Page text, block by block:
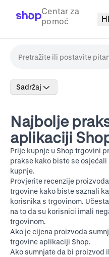
Centar za
pomoć
Sadržaj
Najbolje
aplikaciji
Prije kupnje u Shop trgovini
prakse kako biste se
kupnje.
Provjerite recenzije
trgovine kako biste saznali
korisnika s trgovinom.
na to da su korisnici imali
trgovinom.
Ako je cijena proizvoda
trgovine aplikaciji Shop.
Ako sumnjate da bi proizvod